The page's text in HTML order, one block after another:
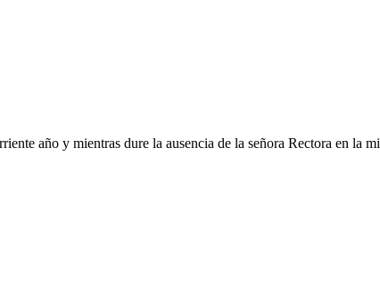
año y mientras dure la ausencia de la señora Rectora en la